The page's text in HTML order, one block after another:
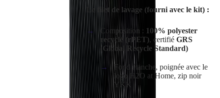
Le filet de lavage (fourni avec le kit) :
Composition : 100% polyester
recyclé (rPET), certifié GRS
(Global Recycle Standard)
Fond étanche, poignée avec le
logo H2O at Home, zip noir
YKK